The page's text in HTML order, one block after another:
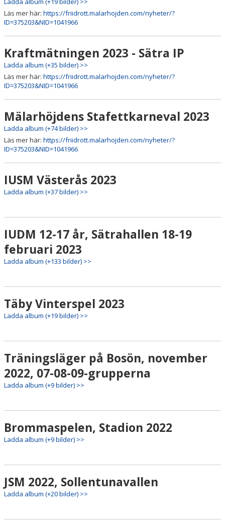
Läs mer här: https://friidrott.malarhojden.com/nyheter/?
ID=375203&NID=1041966
Kraftmätningen 2023 - Sätra IP
Ladda album (+35 bilder) >>
Läs mer här: https://friidrott.malarhojden.com/nyheter/?
ID=375203&NID=1041966
Mälarhöjdens Stafettkarneval 2023
Ladda album (+74 bilder) >>
Läs mer här: https://friidrott.malarhojden.com/nyheter/?
ID=375203&NID=1041966
IUSM Västerås 2023
Ladda album (+37 bilder) >>
IUDM 12-17 år, Sätrahallen 18-19
februari 2023
Ladda album (+133 bilder) >>
Täby Vinterspel 2023
Ladda album (+19 bilder) >>
Träningsläger på Bosön, november
2022, 07-08-09-grupperna
Ladda album (+9 bilder) >>
Brommaspelen, Stadion 2022
Ladda album (+9 bilder) >>
JSM 2022, Sollentunavallen
Ladda album (+20 bilder) >>